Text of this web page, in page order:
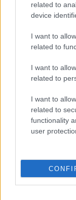
related to
device
I want to
related to
I want to
related to
I want to
related to
functionality
user
CHI SIAMO
Iscritto al
© Riproduzione
riproduzione